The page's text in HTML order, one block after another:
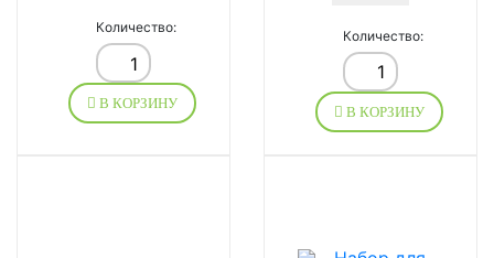
Количество:
В КОРЗИНУ
Количество:
В КОРЗИНУ